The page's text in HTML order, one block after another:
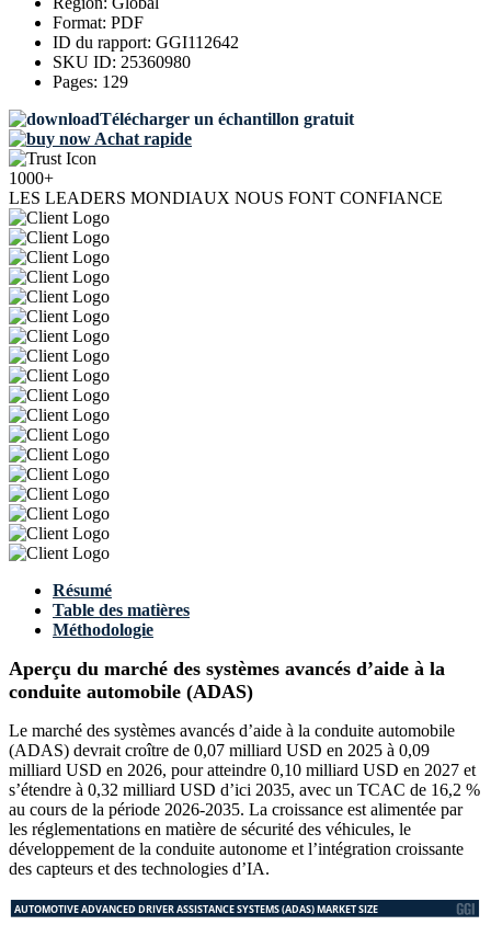
Format: PDF
ID du rapport: GGI112642
SKU ID: 25360980
Pages: 129
Télécharger un échantillon gratuit
Achat rapide
1000+
LES LEADERS MONDIAUX NOUS FONT CONFIANCE
Résumé
Table des matières
Méthodologie
Aperçu du marché des systèmes avancés d’aide à la
conduite automobile (ADAS)
Le marché des systèmes avancés d’aide à la conduite automobile
(ADAS) devrait croître de 0,07 milliard USD en 2025 à 0,09
milliard USD en 2026, pour atteindre 0,10 milliard USD en 2027 et
s’étendre à 0,32 milliard USD d’ici 2035, avec un TCAC de 16,2 %
au cours de la période 2026-2035. La croissance est alimentée par
les réglementations en matière de sécurité des véhicules, le
développement de la conduite autonome et l’intégration croissante
des capteurs et des technologies d’IA.